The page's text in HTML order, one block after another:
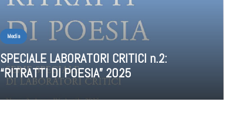
Media
SPECIALE LABORATORI CRITICI n.2:
“RITRATTI DI POESIA” 2025